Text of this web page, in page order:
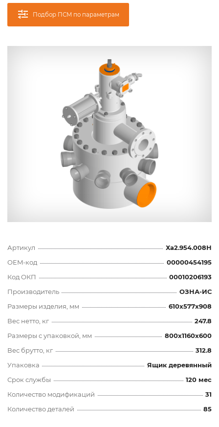
Подбор ПСМ по параметрам
Артикул
Ха2.954.008Н
OEM-код
00000454195
Код ОКП
00010206193
Производитель
ОЗНА-ИС
Размеры изделия, мм
610x577x908
Вес нетто, кг
247.8
Размеры с упаковкой, мм
800x1160x600
Вес брутто, кг
312.8
Упаковка
Ящик деревянный
Срок службы
120 мес
Количество модификаций
31
Количество деталей
85